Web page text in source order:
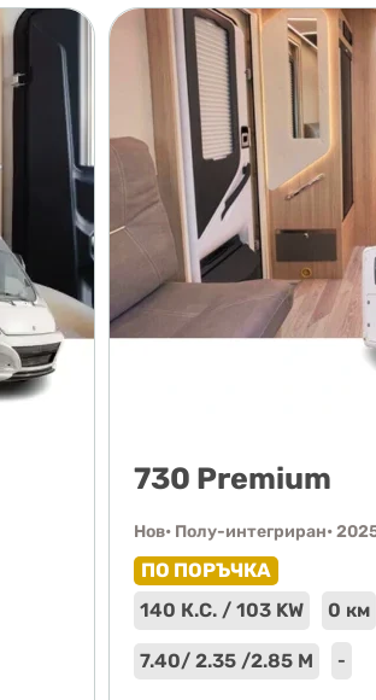
730 Premium
Нов• Полу-интегриран•
ПО ПОРЪЧКА
140 К.С. / 103 KW
0 км
7.40/ 2.35 /2.85 М -